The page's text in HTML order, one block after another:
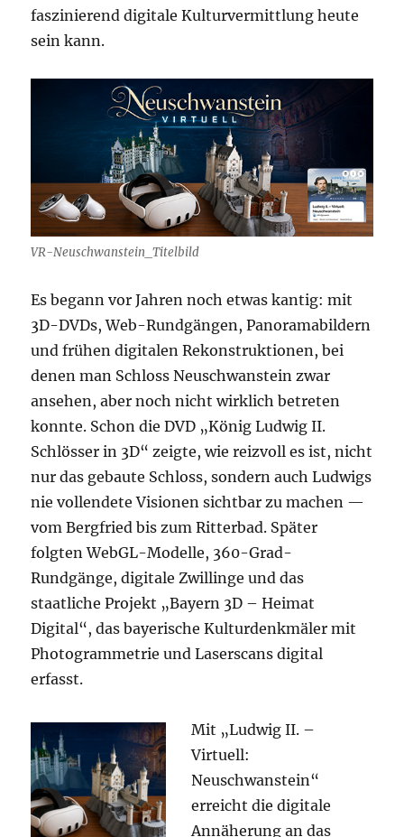
faszinierend digitale Kulturvermittlung heute
sein kann.
VR-Neuschwanstein_Titelbild
Es begann vor Jahren noch etwas kantig: mit
3D-DVDs, Web-Rundgängen, Panoramabildern
und frühen digitalen Rekonstruktionen, bei
denen man Schloss Neuschwanstein zwar
ansehen, aber noch nicht wirklich betreten
konnte. Schon die DVD „König Ludwig II.
Schlösser in 3D“ zeigte, wie reizvoll es ist, nicht
nur das gebaute Schloss, sondern auch Ludwigs
nie vollendete Visionen sichtbar zu machen —
vom Bergfried bis zum Ritterbad. Später
folgten WebGL-Modelle, 360-Grad-
Rundgänge, digitale Zwillinge und das
staatliche Projekt „Bayern 3D – Heimat
Digital“, das bayerische Kulturdenkmäler mit
Photogrammetrie und Laserscans digital
erfasst.
Mit „Ludwig II. –
Virtuell:
Neuschwanstein“
erreicht die digitale
Annäherung an das